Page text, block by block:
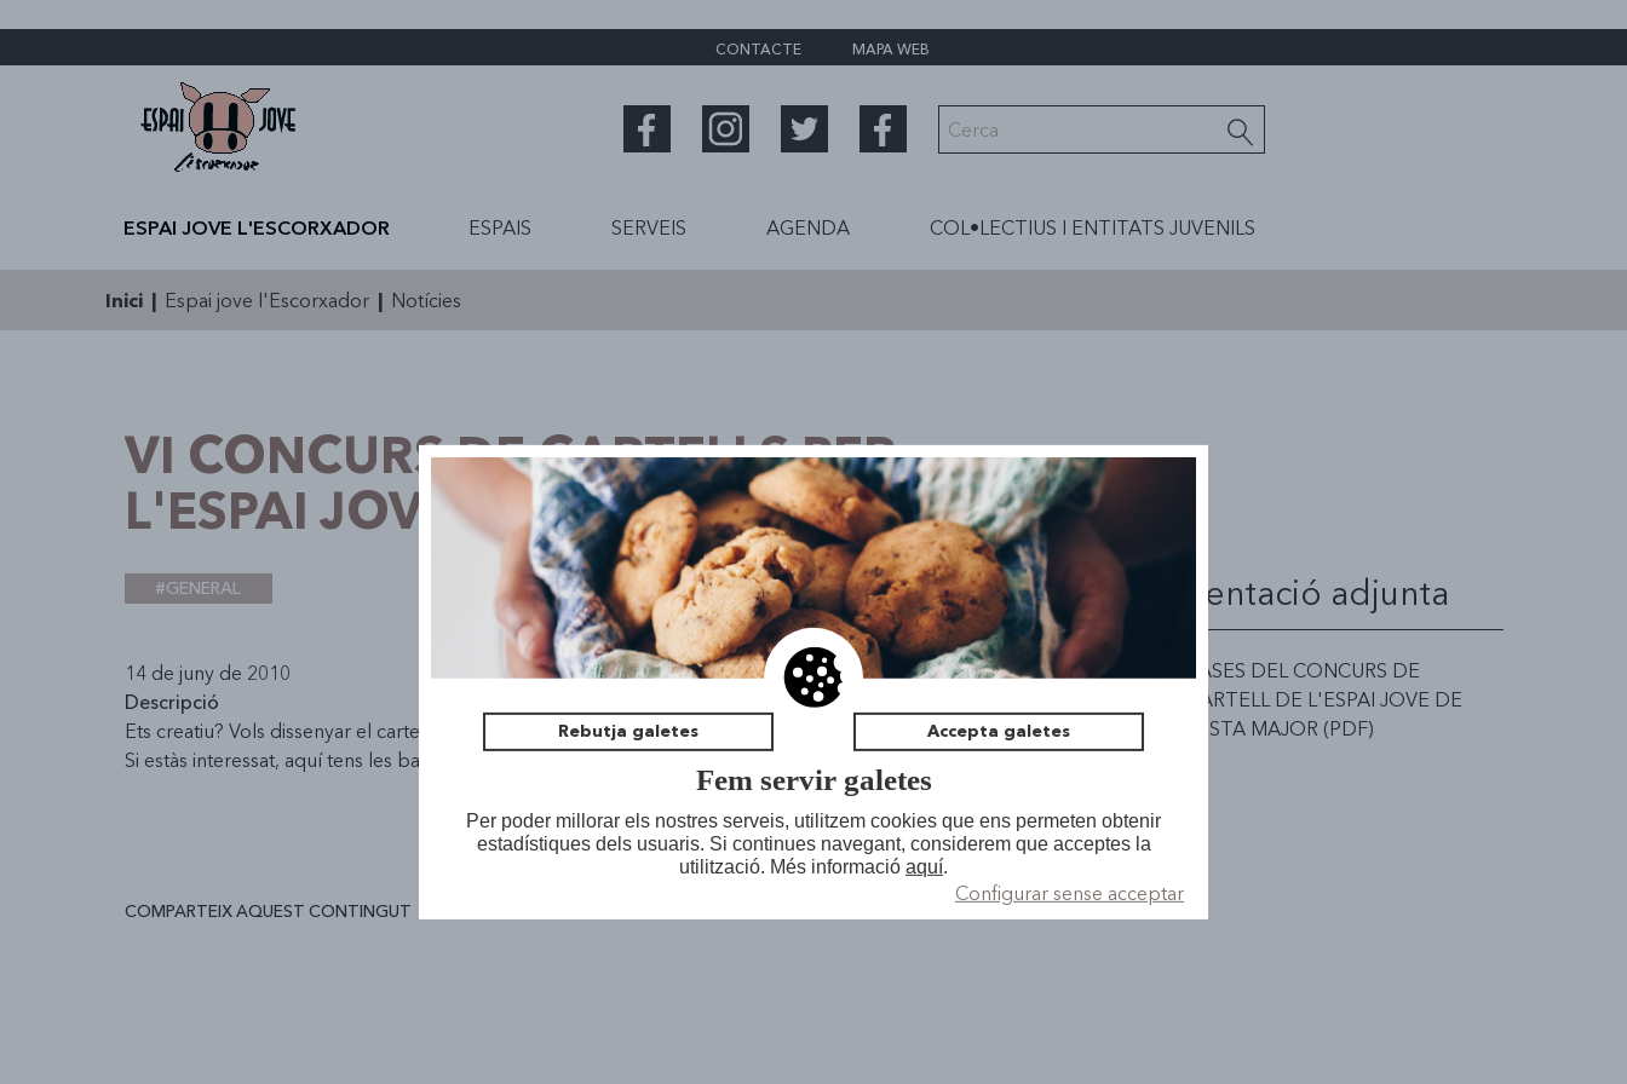
CONTACTE MAPA WEB
ESPAI JOVE L'ESCORXADOR ESPAIS SERVEIS AGENDA COL•LECTIUS I ENTITATS JUVENILS
Inici | Espai jove l'Escorxador | Notícies
VI CONCURS DE CARTELLS PER
L'ESPAI JOVE DE FESTA MAJOR
#GENERAL
14 de juny de 2010
Descripció
Ets creatiu? Vols dissenyar el cartell de l'Espai Jove de Festa Major? Participa al concurs!!!
Si estàs interessat, aquí tens les bases.
Documentació adjunta
BASES DEL CONCURS DE
CARTELL DE L'ESPAI JOVE DE
FESTA MAJOR (PDF)
COMPARTEIX AQUEST CONTINGUT
Rebutja galetes Accepta galetes
Fem servir galetes
Per poder millorar els nostres serveis, utilitzem cookies que ens permeten obtenir
estadístiques dels usuaris. Si continues navegant, considerem que acceptes la
utilització. Més informació aquí.
Configurar sense acceptar